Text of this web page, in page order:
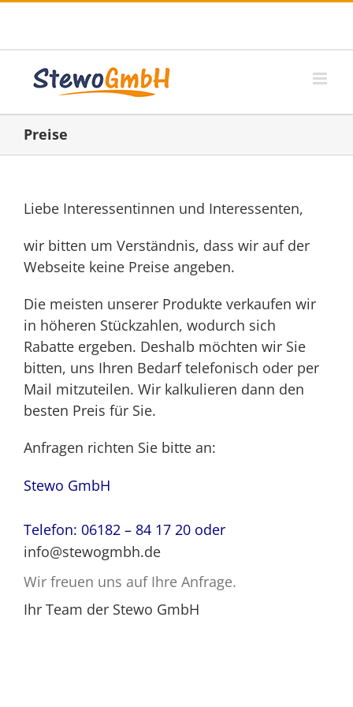
Zum
Preise
Liebe Interessentinnen und Interessenten,
wir bitten um Verständnis, dass wir auf der
Webseite keine Preise angeben.
Die meisten unserer Produkte verkaufen wir
in höheren Stückzahlen, wodurch sich
Rabatte ergeben. Deshalb möchten wir Sie
bitten, uns Ihren Bedarf telefonisch oder per
Mail mitzuteilen. Wir kalkulieren dann den
besten Preis für Sie.
Anfragen richten Sie bitte an:
Stewo GmbH
Telefon: 06182 – 84 17 20 oder
info@stewogmbh.de
Wir freuen uns auf Ihre Anfrage.
Ihr Team der Stewo GmbH